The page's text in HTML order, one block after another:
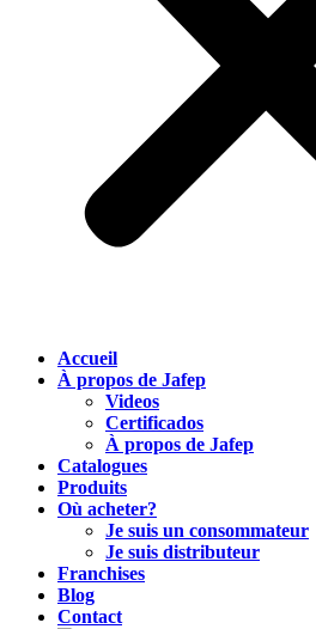
Accueil
À propos de Jafep
Videos
Certificados
À propos de Jafep
Catalogues
Produits
Où acheter?
Je suis un consommateur
Je suis distributeur
Franchises
Blog
Contact